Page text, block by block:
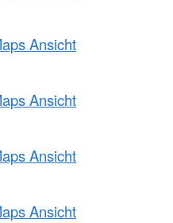
Ansicht
Ansicht
Ansicht
Ansicht